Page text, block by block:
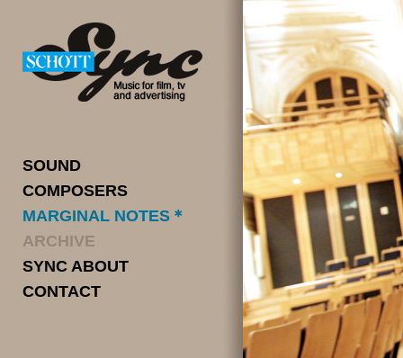
SOUND
COMPOSERS
MARGINAL NOTES＊
ARCHIVE
SYNC ABOUT
CONTACT